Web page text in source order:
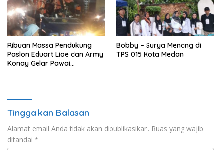
Ribuan Massa Pendukung
Paslon Eduart Lioe dan Army
Konay Gelar Pawai
Bobby – Surya Menang di
TPS 015 Kota Medan
Tinggalkan Balasan
Alamat email Anda tidak akan dipublikasikan. Ruas yang wajib
ditandai *